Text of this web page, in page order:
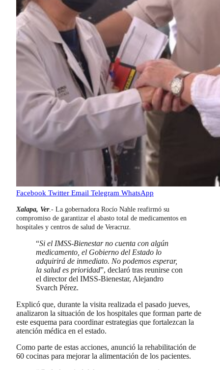
Facebook Twitter Email Telegram WhatsApp
Xalapa, Ver.- La gobernadora Rocío Nahle reafirmó su
compromiso de garantizar el abasto total de medicamentos en
hospitales y centros de salud de Veracruz.
“Si el IMSS-Bienestar no cuenta con algún
medicamento, el Gobierno del Estado lo
adquirirá de inmediato. No podemos esperar,
la salud es prioridad”, declaró tras reunirse con
el director del IMSS-Bienestar, Alejandro
Svarch Pérez.
Explicó que, durante la visita realizada el pasado jueves,
analizaron la situación de los hospitales que forman parte de
este esquema para coordinar estrategias que fortalezcan la
atención médica en el estado.
Como parte de estas acciones, anunció la rehabilitación de
60 cocinas para mejorar la alimentación de los pacientes.